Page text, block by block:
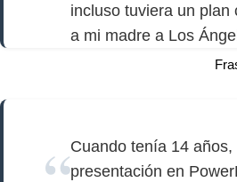
incluso tuviera un plan
a mi madre a Los
Cuando tenía 14 años,
presentación en